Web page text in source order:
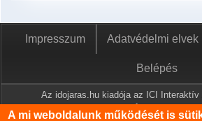
Impresszum Adatvédelmi elvek
Belépés
Az idojaras.hu kiadója az ICI
fenntartva.
A mi weboldalunk működését is